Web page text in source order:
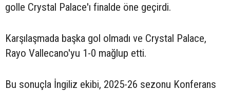
golle Crystal Palace'ı finalde öne geçirdi.
Karşılaşmada başka gol olmadı ve Crystal Palace,
Rayo Vallecano'yu 1-0 mağlup etti.
Bu sonuçla İngiliz ekibi, 2025-26 sezonu Konferans